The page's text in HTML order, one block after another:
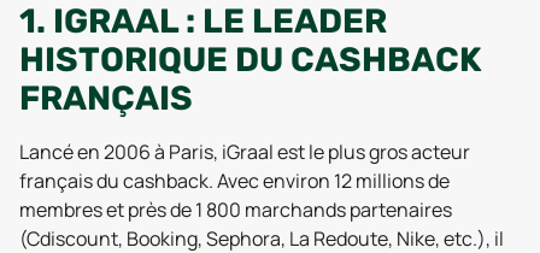
1. IGRAAL : LE LEADER
HISTORIQUE DU CASHBACK
FRANÇAIS
Lancé en 2006 à Paris, iGraal est le plus gros acteur
français du cashback. Avec environ 12 millions de
membres et près de 1 800 marchands partenaires
(Cdiscount, Booking, Sephora, La Redoute, Nike, etc.), il